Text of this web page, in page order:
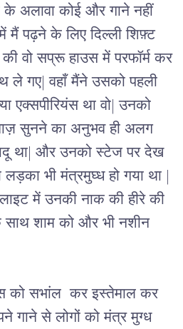
के अलावा कोई और गाने नहीं
पढ़ने के लिए दिल्ली शिफ़्ट
वो सप्रू हाउस में परफॉर्म कर
ले गए| वहाँ मैंने उसको पहली
एक्सपीरियंस था वो| उनको
सुनने का अनुभव ही अलग
था| और उनको स्टेज पर देख
भी मंत्रमुघ्ध हो गया था |
में उनकी नाक की हीरे की
शाम को और भी नशीन
को सभांल कर इस्तेमाल कर
गाने से लोगों को मंत्र मुग्ध